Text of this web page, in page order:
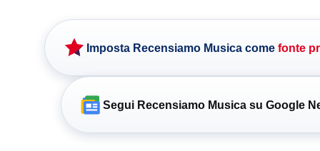
Imposta Recensiamo Musica come fonte
Segui Recensiamo Musica su Google